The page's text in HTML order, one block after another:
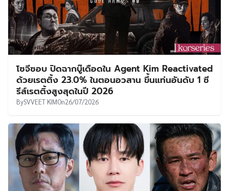
โซจีซอบ ปิดฉากบู๊เดือดใน Agent Kim Reactivated
ด้วยเรตติ้ง 23.0% ในตอนอวสาน ขึ้นแท่นอันดับ 1 ซี
รีส์เรตติ้งสูงสุดในปี 2026
BySVVEET KIMOn26/07/2026